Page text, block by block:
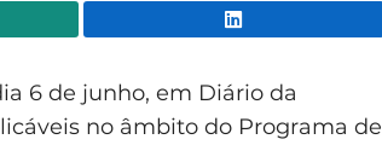
6 de junho, em Diário da
no âmbito do Programa de